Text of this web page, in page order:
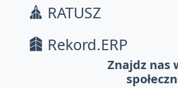
RATUSZ
Rekord.ERP
Znajdz nas